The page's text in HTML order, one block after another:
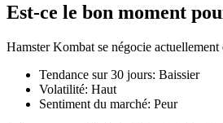
TradFi
Est-ce le bon moment
Hamster Kombat se négocie
Tendance sur 30 jours: Baissier
Volatilité: Haut
Sentiment du marché: Peur